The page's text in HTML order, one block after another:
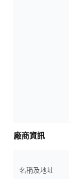
廠商資訊
名稱及地址